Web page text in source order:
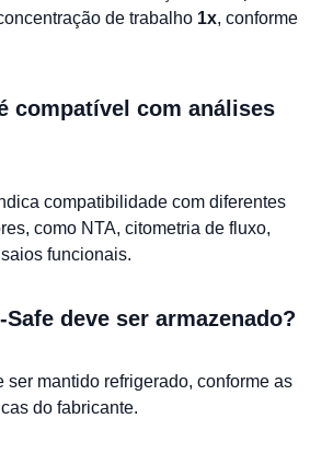
de trabalho 1x, conforme
compatível com análises
compatibilidade com diferentes
como NTA, citometria de fluxo,
funcionais.
deve ser armazenado?
ser mantido refrigerado, conforme as
do fabricante.